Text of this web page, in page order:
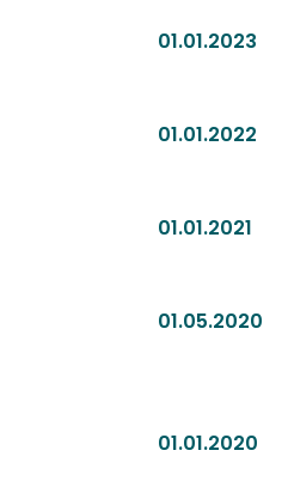
01.01.2023
01.01.2022
01.01.2021
01.05.2020
01.01.2020